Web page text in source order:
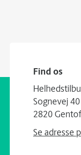
Find os
Sognevej
2820
Se adresse